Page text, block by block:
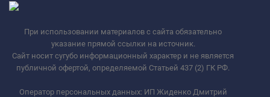
При использовании материалов с сайта обязательно
указание прямой ссылки на источник.
Сайт носит сугубо информационный характер и не является
публичной офертой, определяемой Статьей 437 (2) ГК РФ.
Оператор персональных данных: ИП Жиденко Дмитрий